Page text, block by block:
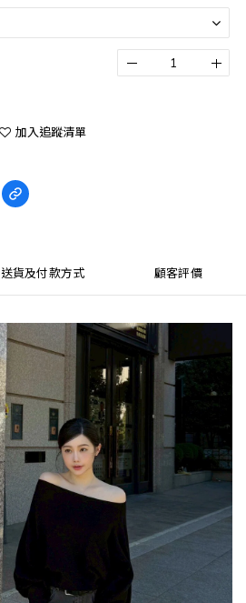
加入追蹤清單
送貨及付款方式 顧客評價